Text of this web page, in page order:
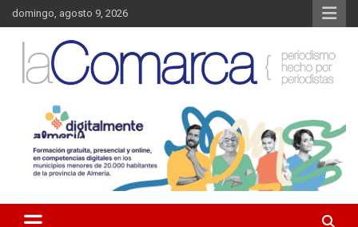
Saltar
al
contenido
domingo, agosto 9, 2026
La Comarca – Noticias del
Almanzora
Almanzora y sus localidades.